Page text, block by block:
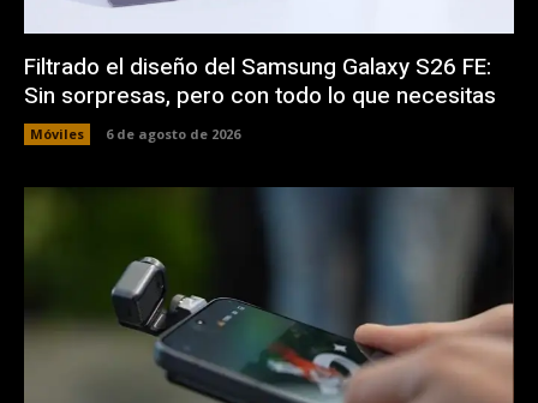
Filtrado el diseño del Samsung Galaxy S26 FE:
Sin sorpresas, pero con todo lo que necesitas
Móviles 6 de agosto de 2026